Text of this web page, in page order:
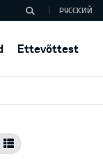
Ettevõttest
РУССКИЙ